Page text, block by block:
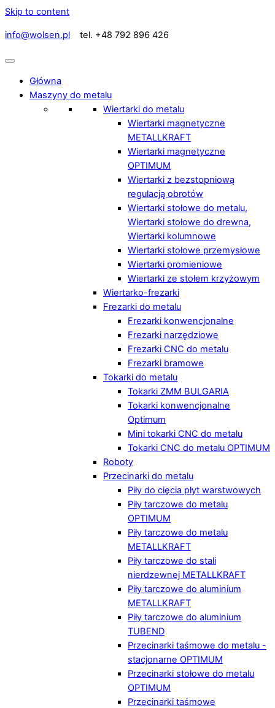
Skip to content
info@wolsen.pl tel. +48 792 896 426
Główna
Maszyny do metalu
Wiertarki do metalu
Wiertarki magnetyczne
METALLKRAFT
Wiertarki magnetyczne
OPTIMUM
Wiertarki z bezstopniową
regulacją obrotów
Wiertarki stołowe do metalu,
Wiertarki stołowe do drewna,
Wiertarki kolumnowe
Wiertarki stołowe przemysłowe
Wiertarki promieniowe
Wiertarki ze stołem krzyżowym
Wiertarko-frezarki
Frezarki do metalu
Frezarki konwencjonalne
Frezarki narzędziowe
Frezarki CNC do metalu
Frezarki bramowe
Tokarki do metalu
Tokarki ZMM BULGARIA
Tokarki konwencjonalne
Optimum
Mini tokarki CNC do metalu
Tokarki CNC do metalu OPTIMUM
Roboty
Przecinarki do metalu
Piły do cięcia płyt warstwowych
Piły tarczowe do metalu
OPTIMUM
Piły tarczowe do metalu
METALLKRAFT
Piły tarczowe do stali
nierdzewnej METALLKRAFT
Piły tarczowe do aluminium
METALLKRAFT
Piły tarczowe do aluminium
TUBEND
Przecinarki taśmowe do metalu -
stacjonarne OPTIMUM
Przecinarki stołowe do metalu
OPTIMUM
Przecinarki taśmowe